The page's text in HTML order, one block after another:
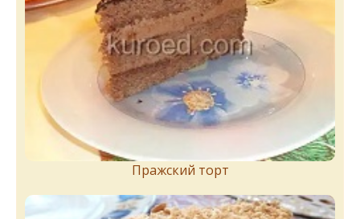
Пражский торт